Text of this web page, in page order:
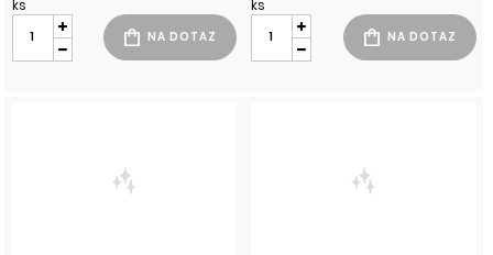
ks ks